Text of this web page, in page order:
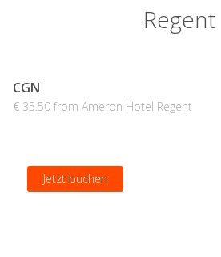
Regent
CGN
€ 35.50 from Ameron Hotel Regent
Jetzt buchen